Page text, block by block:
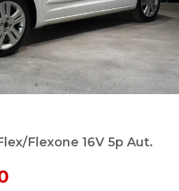
Flexone 16V 5p Aut.